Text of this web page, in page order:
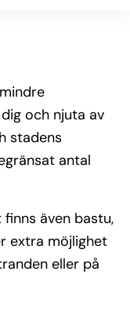
och njuta av
stadens
antal
även bastu,
extra möjlighet
eller på